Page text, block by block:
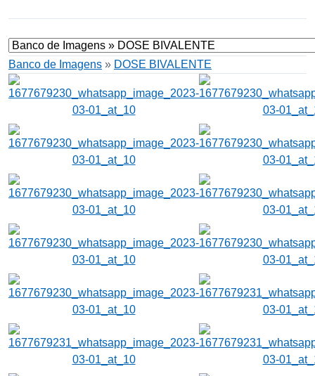
Banco de Imagens » DOSE BIVALENTE